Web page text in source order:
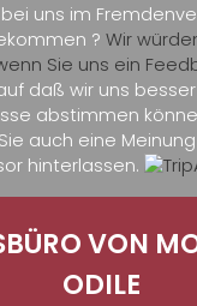
bei uns im
? Wir
Sie uns ein
daß wir uns
abstimmen
auch eine
hinterlassen.
VON
ODILE